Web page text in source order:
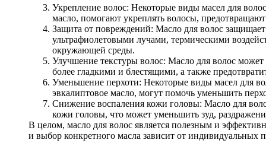
Укрепление волос: Некоторые виды масел для
масло, помогают укреплять волосы,
Защита от повреждений: Масло для волос
ультрафиолетовыми лучами, термическими
окружающей среды.
Улучшение текстуры волос: Масло для волос может
более гладкими и блестящими, а также
Уменьшение перхоти: Некоторые виды масел для
эвкалиптовое масло, могут помочь уменьшить
Снижение воспаления кожи головы: Масло для
кожи головы, что может уменьшить зуд,
В целом, масло для волос является полезным и
и выбор конкретного масла зависит от индивидуальных